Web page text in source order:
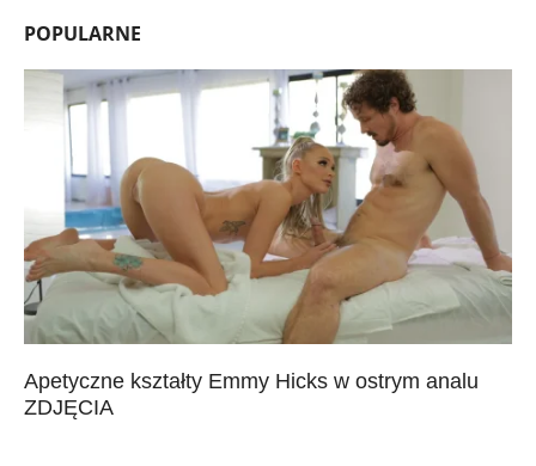
POPULARNE
Apetyczne kształty Emmy Hicks w ostrym analu
ZDJĘCIA